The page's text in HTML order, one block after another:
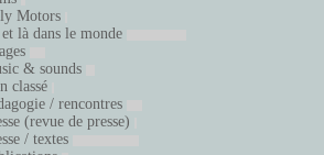
Motors
là dans le monde
& sounds
classé
/ rencontres
(revue de presse)
/ textes